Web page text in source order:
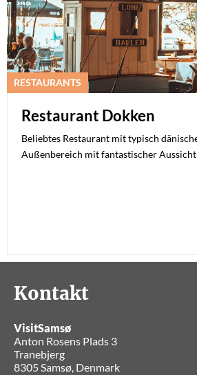
RESTAURANTS
Restaurant Dokken
Beliebtes Restaurant mit typisch
Außenbereich mit fantastischer
Kontakt
VisitSamsø
Anton Rosens Plads 3
Tranebjerg
8305 Samsø, Denmark